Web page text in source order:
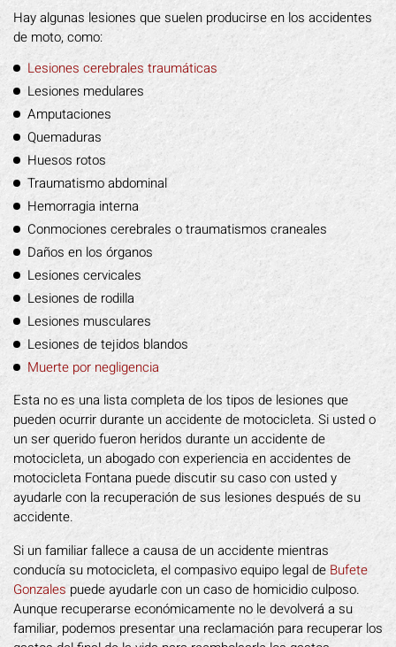
Hay algunas lesiones que suelen producirse en los accidentes
de moto, como:
Lesiones cerebrales traumáticas
Lesiones medulares
Amputaciones
Quemaduras
Huesos rotos
Traumatismo abdominal
Hemorragia interna
Conmociones cerebrales o traumatismos craneales
Daños en los órganos
Lesiones cervicales
Lesiones de rodilla
Lesiones musculares
Lesiones de tejidos blandos
Muerte por negligencia
Esta no es una lista completa de los tipos de lesiones que
pueden ocurrir durante un accidente de motocicleta. Si usted o
un ser querido fueron heridos durante un accidente de
motocicleta, un abogado con experiencia en accidentes de
motocicleta Fontana puede discutir su caso con usted y
ayudarle con la recuperación de sus lesiones después de su
accidente.
Si un familiar fallece a causa de un accidente mientras
conducía su motocicleta, el compasivo equipo legal de Bufete
Gonzalespuede ayudarle con un caso de homicidio culposo.
Aunque recuperarse económicamente no le devolverá a su
familiar, podemos presentar una reclamación para recuperar los